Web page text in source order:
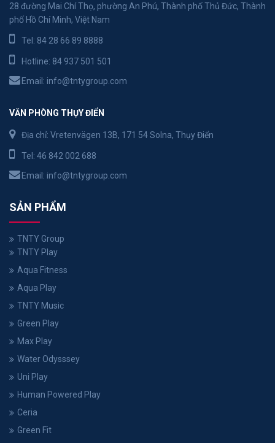
28 đường Mai Chí Thọ, phường An Phú, Thành phố Thủ Đức, Thành
phố Hồ Chí Minh, Việt Nam
Tel: 84 28 66 89 8888
Hotline: 84 937 501 501
Email: info@tntygroup.com
VĂN PHÒNG THỤY ĐIỂN
Địa chỉ: Vretenvägen 13B, 171 54 Solna, Thụy Điển
Tel: 46 842 002 688
Email: info@tntygroup.com
SẢN PHẨM
TNTY Group
TNTY Play
Aqua Fitness
Aqua Play
TNTY Music
Green Play
Max Play
Water Odysssey
Uni Play
Human Powered Play
Ceria
Green Fit